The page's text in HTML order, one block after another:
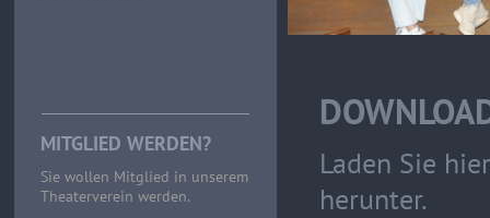
MITGLIED WERDEN?
Sie wollen Mitglied in unserem
Theaterverein werden.
Laden Sie
herunter.